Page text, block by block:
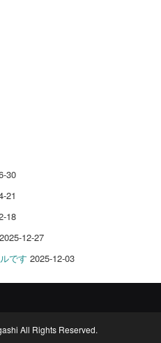
30
21
18
2025-12-27
です 2025-12-03
All Rights Reserved.